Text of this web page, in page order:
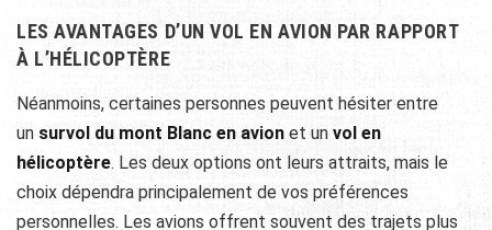
LES AVANTAGES D’UN VOL EN AVION PAR RAPPORT
À L’HÉLICOPTÈRE
Néanmoins, certaines personnes peuvent hésiter entre
un survol du mont Blanc en avion et un vol en
hélicoptère. Les deux options ont leurs attraits, mais le
choix dépendra principalement de vos préférences
personnelles. Les avions offrent souvent des trajets plus